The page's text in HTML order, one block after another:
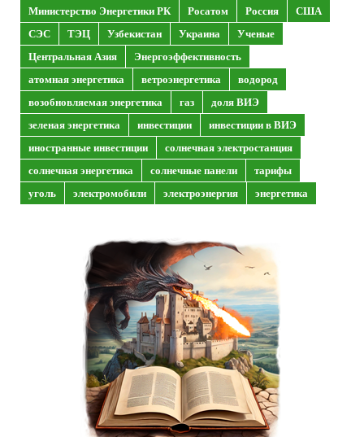
Министерство Энергетики РК
Росатом Россия
США
СЭС
ТЭЦ Узбекистан Украина
Ученые
Центральная Азия
Энергоэффективность
атомная энергетика
ветроэнергетика
водород
возобновляемая энергетика
газ
доля ВИЭ
зеленая энергетика
инвестиции
инвестиции в ВИЭ
иностранные инвестиции
солнечная электростанция
солнечная энергетика
солнечные панели
тарифы
уголь
электромобили электроэнергия энергетика